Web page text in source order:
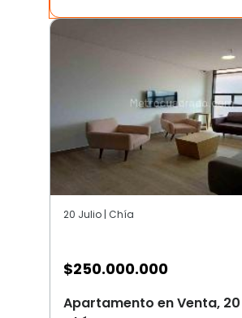
20 Julio | Chía
$250.000.000
Apartamento en Venta,